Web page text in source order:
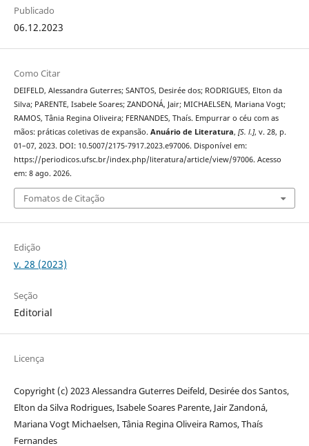
Publicado
06.12.2023
Como Citar
DEIFELD, Alessandra Guterres; SANTOS, Desirée dos; RODRIGUES, Elton da
Silva; PARENTE, Isabele Soares; ZANDONÁ, Jair; MICHAELSEN, Mariana Vogt;
RAMOS, Tânia Regina Oliveira; FERNANDES, Thaís. Empurrar o céu com as
mãos: práticas coletivas de expansão. Anuário de Literatura, [S. l.], v. 28, p.
01–07, 2023. DOI: 10.5007/2175-7917.2023.e97006. Disponível em:
https://periodicos.ufsc.br/index.php/literatura/article/view/97006. Acesso
em: 8 ago. 2026.
Fomatos de Citação
Edição
v. 28 (2023)
Seção
Editorial
Licença
Copyright (c) 2023 Alessandra Guterres Deifeld, Desirée dos Santos,
Elton da Silva Rodrigues, Isabele Soares Parente, Jair Zandoná,
Mariana Vogt Michaelsen, Tânia Regina Oliveira Ramos, Thaís
Fernandes